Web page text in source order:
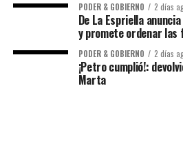
PODER & GOBIERNO 2 días
De La Espriella
y promete ordenar las
PODER & GOBIERNO 2 días
¡Petro cumplió!:
Marta